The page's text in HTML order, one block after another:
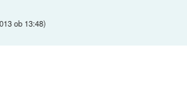
ob 13:48)